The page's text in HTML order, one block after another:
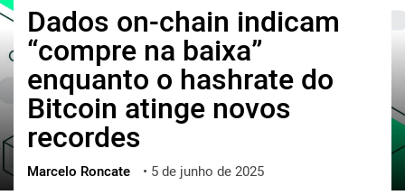
中文
русский
한국어
العربية
ไทย
ქართული
Dados on-chain indicam
“compre na baixa”
enquanto o hashrate do
Bitcoin atinge novos
recordes
Marcelo Roncate • 5 de junho de 2025